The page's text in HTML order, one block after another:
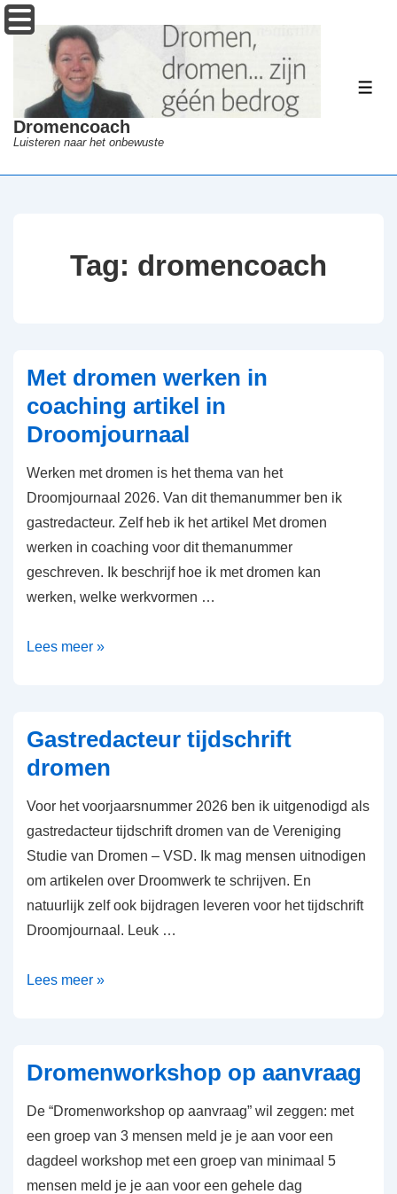
↓
Doorgaan
hoofdinhoud
Dromencoach
Luisteren naar het onbewuste
Tag: dromencoach
Met dromen werken in
coaching artikel in
Droomjournaal
Werken met dromen is het thema van het
Droomjournaal 2026. Van dit themanummer ben ik
gastredacteur. Zelf heb ik het artikel Met dromen
werken in coaching voor dit themanummer
geschreven. Ik beschrijf hoe ik met dromen kan
werken, welke werkvormen …
Met
coaching
artikel
Lees meer »
Gastredacteur tijdschrift
dromen
Voor het voorjaarsnummer 2026 ben ik uitgenodigd als
gastredacteur tijdschrift dromen van de Vereniging
Studie van Dromen – VSD. Ik mag mensen uitnodigen
om artikelen over Droomwerk te schrijven. En
natuurlijk zelf ook bijdragen leveren voor het tijdschrift
Droomjournaal. Leuk …
Gastredacteur
Lees meer »
Dromenworkshop op aanvraag
De “Dromenworkshop op aanvraag” wil zeggen: met
een groep van 3 mensen meld je je aan voor een
dagdeel workshop met een groep van minimaal 5
mensen meld je je aan voor een gehele dag
Menu